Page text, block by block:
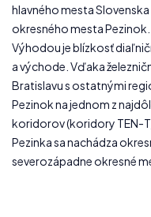
hlavného mesta
okresného mesta
Výhodou je blízkosť
a východe. Vďaka
Bratislavu s ostatnými
Pezinok na jednom z
koridorov (koridory TEN-
Pezinka sa nachádza
severozápadne okresné